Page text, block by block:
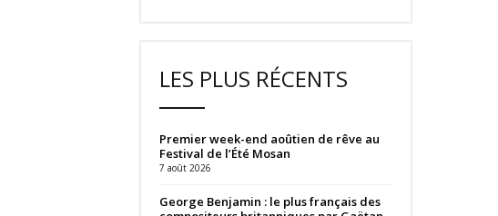
LES PLUS RÉCENTS
Premier week-end aoûtien de rêve au
Festival de l’Été Mosan
7 août 2026
George Benjamin : le plus français des